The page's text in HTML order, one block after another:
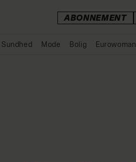
ABONNEMENT
Sundhed Mode Bolig Eurowoman